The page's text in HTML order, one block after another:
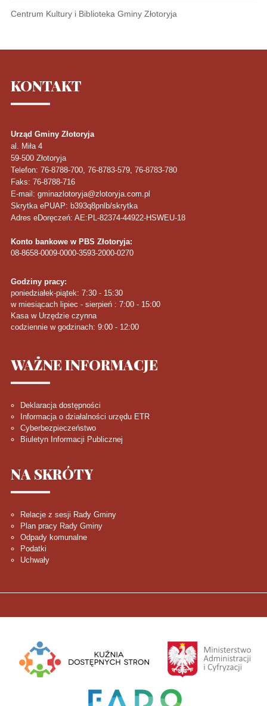
Centrum Kultury i Biblioteka Gminy Złotoryja
KONTAKT
Urząd Gminy Złotoryja
al. Miła 4
59-500 Złotoryja
Telefon: 76-8788-700, 76-8783-579, 76-8783-780
Faks: 76-8788-716
E-mail: gminazlotoryja@zlotoryja.com.pl
Skrytka ePUAP: b393q8pnlb/skrytka
Adres eDoręczeń: AE:PL-82374-44922-HSWEU-18
Konto bankowe w PBS Złotoryja:
08-8658-0009-0000-3593-2000-0270
Godziny pracy:
poniedziałek-piątek: 7:30 - 15:30
w miesiącach lipiec - sierpień : 7:00 - 15:00
Kasa w Urzędzie czynna
codziennie w godzinach: 9:00 - 12:00
WAŻNEINFORMACJE
Deklaracja dostępności
Informacja o działalności urzędu ETR
Cyberbezpieczeństwo
Biuletyn Informacji Publicznej
NA SKRÓTY
Relacje z sesji Rady Gminy
Plan pracy Rady Gminy
Odpady komunalne
Podatki
Uchwały